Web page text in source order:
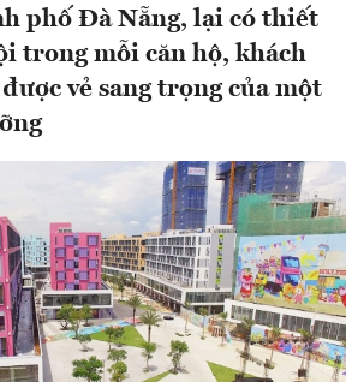
phố Đà Nẵng, lại có thiết
trong mỗi căn hộ, khách
vẻ sang trọng của một